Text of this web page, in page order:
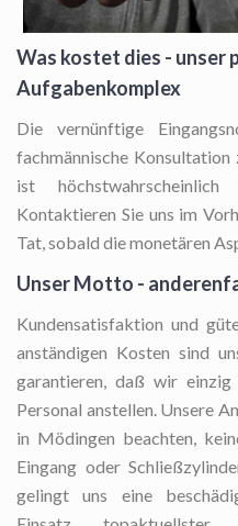
Was kostet dies - unser
Aufgabenkomplex
Die vernünftige
fachmännische
ist
Kontaktieren Sie uns im
Tat, sobald die monetären
Unser Motto -
Kundensatisfaktion und
anständigen Kosten sind
garantieren, daß wir
Personal anstellen. Unsere
in Mödingen beachten,
Eingang oder
gelingt uns eine